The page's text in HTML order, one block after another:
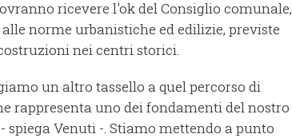
ricevere l'ok del Consiglio comunale,
norme urbanistiche ed edilizie, previste
nei centri storici.
un altro tassello a quel percorso di
rappresenta uno dei fondamenti del nostro
Venuti -. Stiamo mettendo a punto